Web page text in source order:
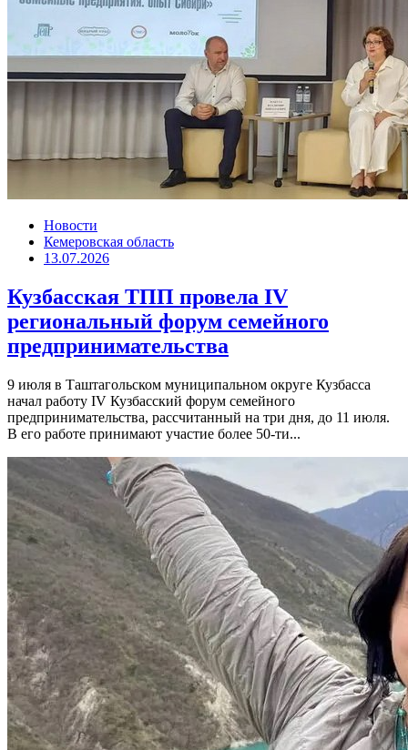
Новости
Кемеровская область
13.07.2026
Кузбасская ТПП провела IV
региональный форум семейного
предпринимательства
9 июля в Таштагольском муниципальном округе Кузбасса
начал работу IV Кузбасский форум семейного
предпринимательства, рассчитанный на три дня, до 11 июля.
В его работе принимают участие более 50-ти...